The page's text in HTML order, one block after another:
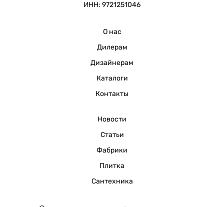
ИНН: 9721251046
О нас
Дилерам
Дизайнерам
Каталоги
Контакты
Новости
Статьи
Фабрики
Плитка
Сантехника